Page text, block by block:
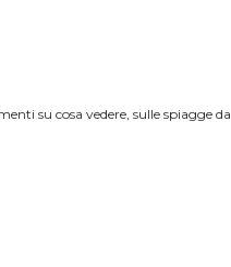
su cosa vedere, sulle spiagge da